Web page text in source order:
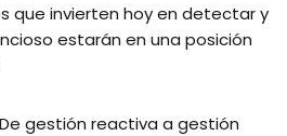
que invierten hoy en detectar y
estarán en una posición
gestión reactiva a gestión